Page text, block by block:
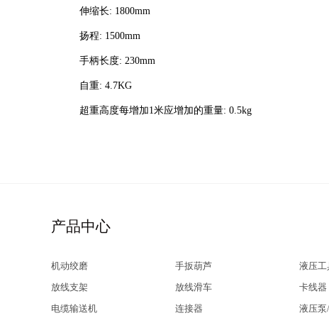
伸缩长: 1800mm
扬程: 1500mm
手柄长度: 230mm
自重: 4.7KG
超重高度每增加1米应增加的重量: 0.5kg
产品中心
机动绞磨 手扳葫芦 液压工
放线支架
放线滑车 卡线器
电缆输送机
连接器 液压泵